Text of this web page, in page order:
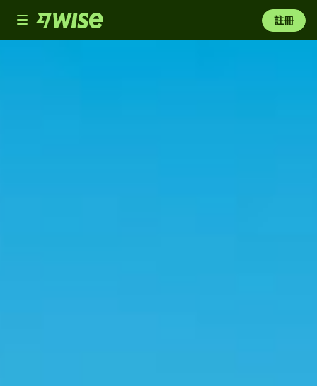
Toggle
navigation
註冊